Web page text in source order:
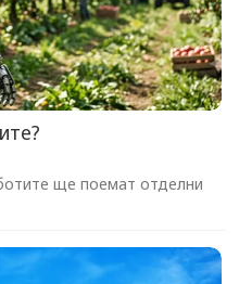
ще поемат отделни